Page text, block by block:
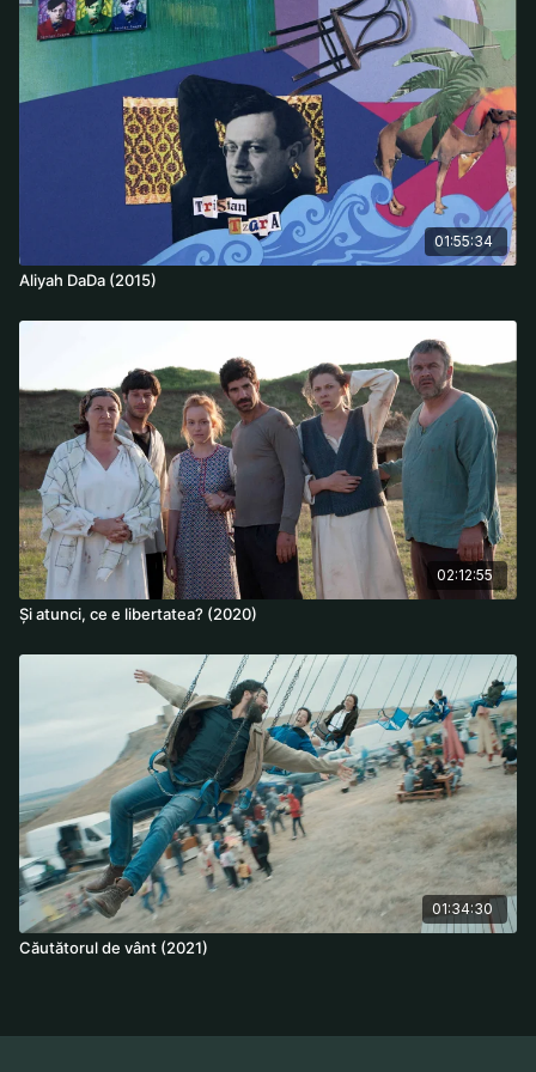
01:55:34
Aliyah DaDa (2015)
02:12:55
Și atunci, ce e libertatea? (2020)
01:34:30
Căutătorul de vânt (2021)